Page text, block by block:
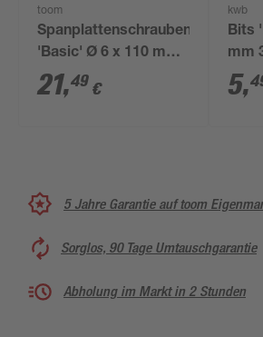
toom
Spanplattenschrauben
'Basic' Ø 6 x 110 mm
PZ3 100 Stück
21,49 €
kwb
Bits
mm
5,
5 Jahre Garantie auf toom
Sorglos, 90 Tage Umtauschgarantie
Abholung im Markt in 2 Stunden